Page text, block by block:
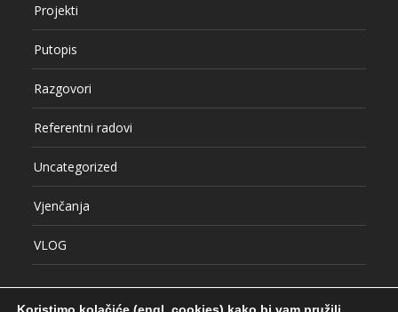
Projekti
Putopis
Razgovori
Referentni radovi
Uncategorized
Vjenčanja
VLOG